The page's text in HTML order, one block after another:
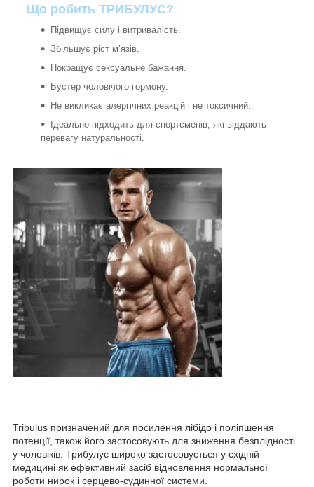
Що робить ТРИБУЛУС?
Підвищує силу і витривалість.
Збільшує ріст м’язів.
Покращує сексуальне бажання.
Бустер чоловічого гормону.
Не викликає алергічних реакцій і не токсичний.
Ідеально підходить для спортсменів, які віддають
перевагу натуральності.
Tribulus призначений для посилення лібідо і поліпшення
потенції, також його застосовують для зниження безплідності
у чоловіків. Трибулус широко застосовується у східній
медицині як ефективний засіб відновлення нормальної
роботи нирок і серцево-судинної системи.